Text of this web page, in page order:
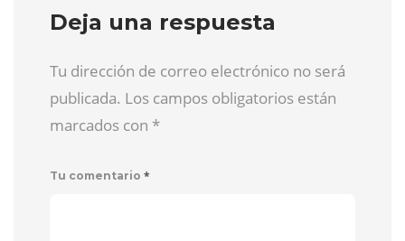
Deja una respuesta
Tu dirección de correo electrónico no será
publicada. Los campos obligatorios están
marcados con *
Tu comentario *